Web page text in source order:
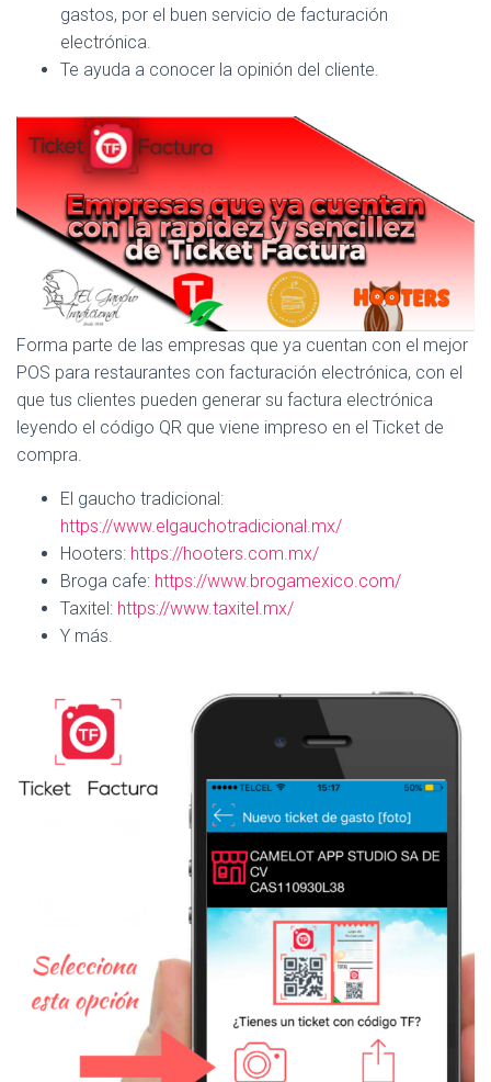
gastos, por el buen servicio de facturación
electrónica.
Te ayuda a conocer la opinión del cliente.
Forma parte de las empresas que ya cuentan con el mejor
POS para restaurantes con facturación electrónica, con el
que tus clientes pueden generar su factura electrónica
leyendo el código QR que viene impreso en el Ticket de
compra.
El gaucho tradicional:
https://www.elgauchotradicional.mx/
Hooters: https://hooters.com.mx/
Broga cafe: https://www.brogamexico.com/
Taxitel: https://www.taxitel.mx/
Y más.